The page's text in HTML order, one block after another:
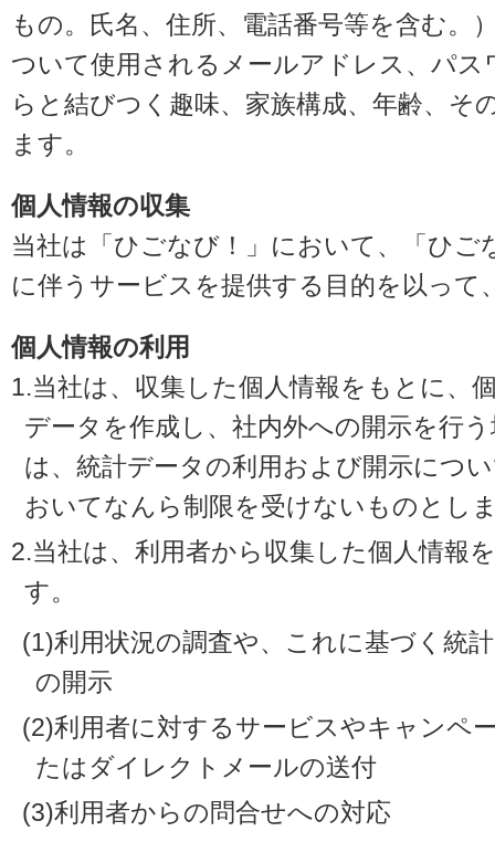
もの。氏名、住所、電話番号等を含む。
ついて使用されるメールアドレス、パ
らと結びつく趣味、家族構成、年齢、そ
ます。
個人情報の収集
当社は「ひごなび！」において、「ひ
に伴うサービスを提供する目的を以って
個人情報の利用
1.当社は、収集した個人情報をもとに、
データを作成し、社内外への開示を行
は、統計データの利用および開示につ
おいてなんら制限を受けないものとし
2.当社は、利用者から収集した個人情報
す。
(1)利用状況の調査や、これに基づく統
の開示
(2)利用者に対するサービスやキャンペ
たはダイレクトメールの送付
(3)利用者からの問合せへの対応